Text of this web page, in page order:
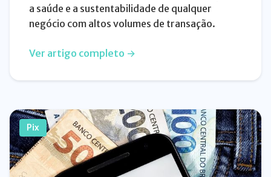
a saúde e a sustentabilidade de qualquer
negócio com altos volumes de transação.
Ver artigo completo →
Pix